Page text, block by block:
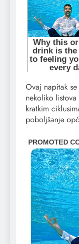
Ovaj napitak
nekoliko
kratkim
poboljšanje